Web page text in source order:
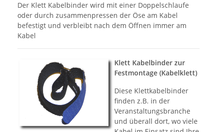
Der Klett Kabelbinder wird mit einer Doppelschlaufe
oder durch zusammenpressen der Öse am Kabel
befestigt und verbleibt nach dem Öffnen immer am
Kabel
Klett Kabelbinder zur
Festmontage (Kabelklett)
Diese Klettkabelbinder
finden z.B. in der
Veranstaltungsbranche
und überall dort, wo viele